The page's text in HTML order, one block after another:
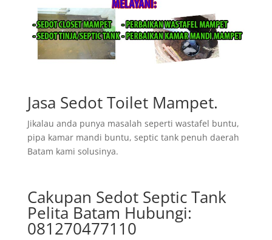
Jasa Sedot Toilet Mampet.
Jikalau anda punya masalah seperti wastafel buntu,
pipa kamar mandi buntu, septic tank penuh daerah
Batam kami solusinya.
Cakupan Sedot Septic Tank
Pelita Batam Hubungi:
081270477110